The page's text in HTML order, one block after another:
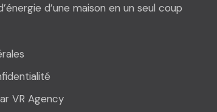
d’une maison en un seul coup
VR Agency